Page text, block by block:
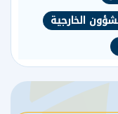
الخارجية